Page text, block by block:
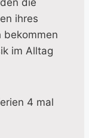
ihres
bekommen
im Alltag
4 mal